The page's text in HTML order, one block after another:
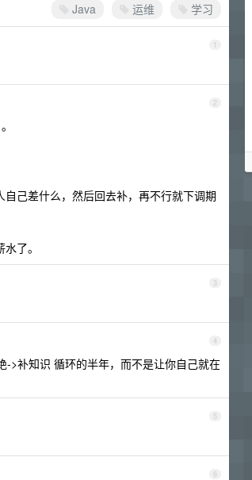
Java 运维 学习
1
2
己差什么，然后回去补，再不行就下调期
了。
3
4
>补知识 循环的半年，而不是让你自己就在
5
6